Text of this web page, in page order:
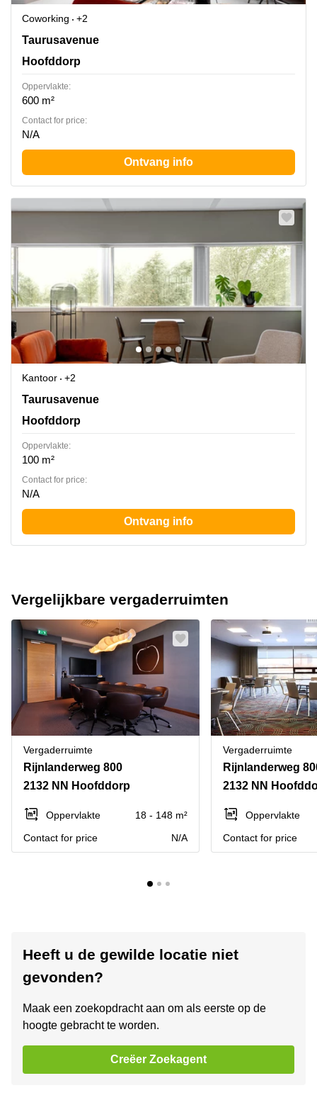
Coworking
+2
Taurusavenue 3, Hoofddorp
Taurusavenue
Hoofddorp
Oppervlakte:
600 m²
Contact for price:
N/A
Ontvang info
Kantoor
+2
Taurusavenue 3, Hoofddorp
Taurusavenue
Hoofddorp
Oppervlakte:
100 m²
Contact for price:
N/A
Ontvang info
Vergelijkbare vergaderruimten
Vergaderruimte
Rijnlanderweg 800
2132 NN Hoofddorp
Oppervlakte
18 - 148 m²
Contact for price
N/A
Vergaderruimte
Rijnlanderweg
2132 NN
Oppervlakte
Contact for price
Heeft u de gewilde locatie niet
gevonden?
Maak een zoekopdracht aan om als eerste op de
hoogte gebracht te worden.
Creëer Zoekagent